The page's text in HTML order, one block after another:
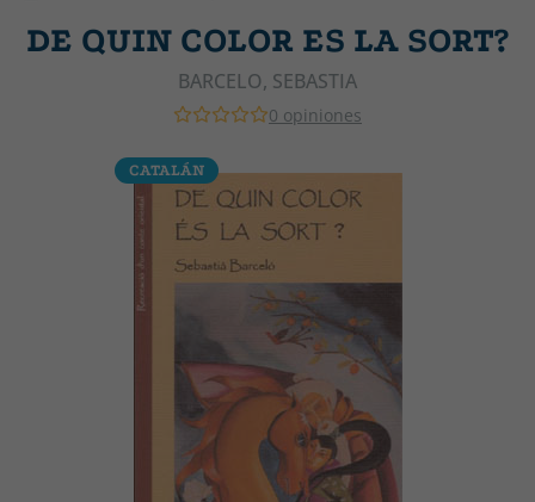
DE QUIN COLOR ES LA SORT?
BARCELO, SEBASTIA
0 opiniones
CATALÁN